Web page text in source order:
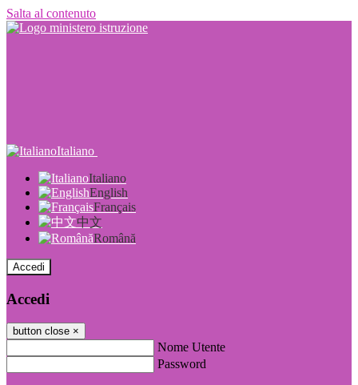
Salta al contenuto
Italiano
Italiano
English
Français
中文
Română
Accedi
Accedi
button close ×
Nome Utente
Password